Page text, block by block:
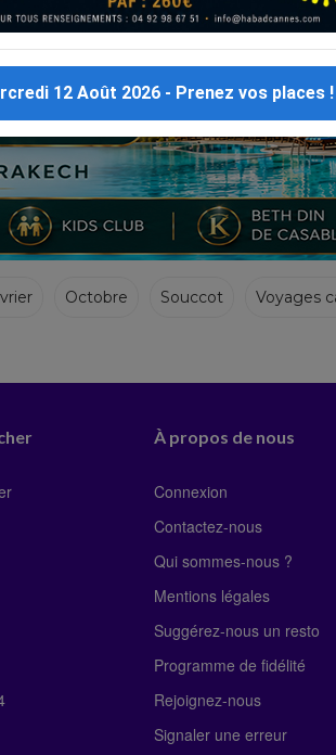
Octobre Souccot Voyages
À propos de nous
Connexion
Contactez-nous
Qui sommes-nous ?
Mentions légales
Suggérez-nous un resto
Programme de fidélité
Rejoignez-nous
Signaler une erreur
Mercredi 12 Août 2026 - Prenez vos places !